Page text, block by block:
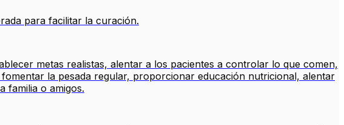
para facilitar la curación.
metas realistas, alentar a los pacientes a controlar lo que comen,
la pesada regular, proporcionar educación nutricional, alentar
familia o amigos.